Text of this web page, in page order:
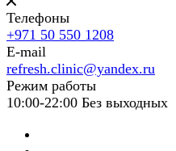
Телефоны
+971 50 550 1208
E-mail
refresh.clinic@yandex.ru
Режим работы
10:00-22:00 Без выходных